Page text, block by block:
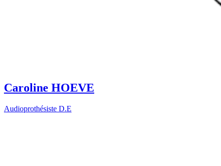
Caroline HOEVE
Audioprothésiste D.E